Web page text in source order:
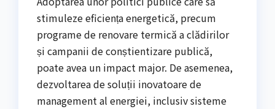
stimuleze eficiența energetică, precum
programe de renovare termică a clădirilor
și campanii de conștientizare publică,
poate avea un impact major. De asemenea,
dezvoltarea de soluții inovatoare de
management al energiei, inclusiv sisteme